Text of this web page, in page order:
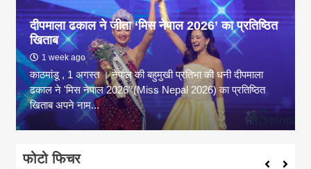
दीपमाला ढकाल ने जीता ‘मिस नेपाल 2026’ का प्रतिष्ठित
खिताब
1 week ago
काठमांडू , 1 अगस्त । नेपाल की बहुमुखी प्रतिभा की धनी दीपमाला
ढकाल ने 'मिस नेपाल 2026' (Miss Nepal 2026) का प्रतिष्ठित
खिताब अपने नाम...
फोटो फिचर